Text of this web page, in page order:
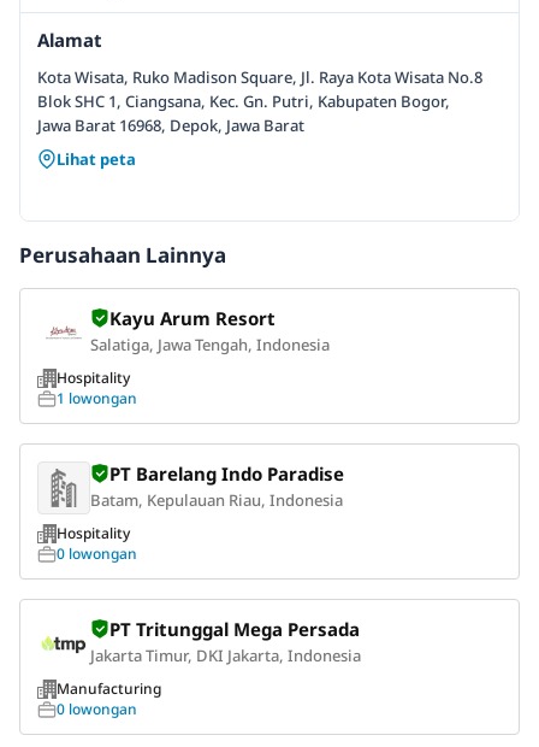
Alamat
Kota Wisata, Ruko Madison Square, Jl. Raya Kota Wisata No.8
Blok SHC 1, Ciangsana, Kec. Gn. Putri, Kabupaten Bogor,
Jawa Barat 16968, Depok, Jawa Barat
Lihat peta
Perusahaan Lainnya
Kayu Arum Resort
Salatiga, Jawa Tengah, Indonesia
Hospitality
1 lowongan
PT Barelang Indo Paradise
Batam, Kepulauan Riau, Indonesia
Hospitality
0 lowongan
PT Tritunggal Mega Persada
Jakarta Timur, DKI Jakarta, Indonesia
Manufacturing
0 lowongan